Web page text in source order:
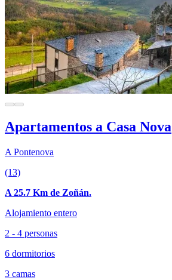
Apartamentos a Casa Nova
A Pontenova
(13)
A 25.7 Km de Zoñán.
Alojamiento entero
2 - 4 personas
6 dormitorios
3 camas